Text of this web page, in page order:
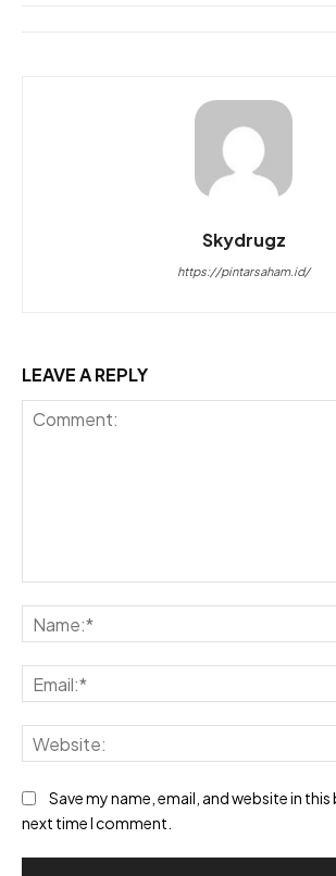
Skydrugz
https://pintarsaham.id/
LEAVE A REPLY
Save my name, email, and website in
next time I comment.